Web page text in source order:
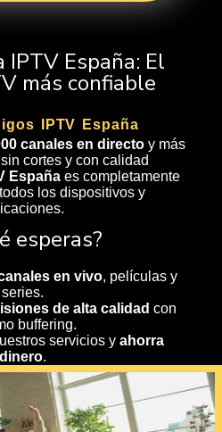
IPTV España: El
más confiable
IPTV España
canales en directoy más
sin cortes y con calidad
España es completamente
los dispositivos y
esperas?
en vivo, películas y
series.
de alta calidad con
buffering.
servicios y ahorra
dinero.